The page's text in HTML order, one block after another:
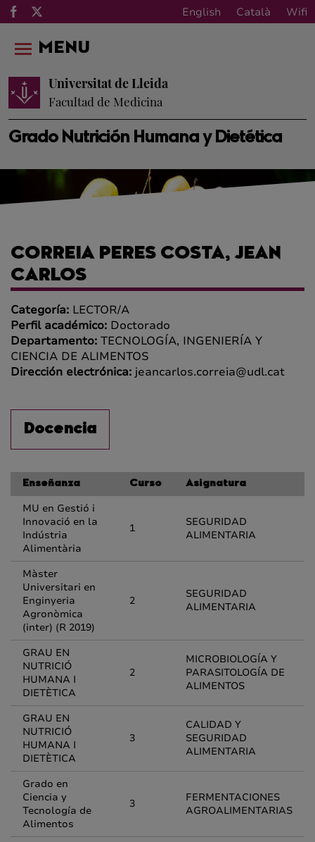
English Català Wifi
Grado Nutrición Humana y Dietética
Universitat de Lleida
Facultad de Medicina
MENU
CORREIA PERES COSTA, JEAN
CARLOS
Categoría: LECTOR/A
Perfil académico: Doctorado
Departamento: TECNOLOGÍA, INGENIERÍA Y
CIENCIA DE ALIMENTOS
Dirección electrónica: jeancarlos.correia@udl.cat
Docencia
Enseñanza Curso Asignatura
MU en Gestió i
Innovació en la
Indústria
Alimentària
1
SEGURIDAD
ALIMENTARIA
Màster
Universitari en
Enginyeria
Agronòmica
(inter) (R 2019)
2
SEGURIDAD
ALIMENTARIA
GRAU EN
NUTRICIÓ
HUMANA I
DIETÈTICA
2
MICROBIOLOGÍA Y
PARASITOLOGÍA DE
ALIMENTOS
GRAU EN
NUTRICIÓ
HUMANA I
DIETÈTICA
3
CALIDAD Y
SEGURIDAD
ALIMENTARIA
Grado en
Ciencia y
Tecnología de
Alimentos
3
FERMENTACIONES
AGROALIMENTARIAS